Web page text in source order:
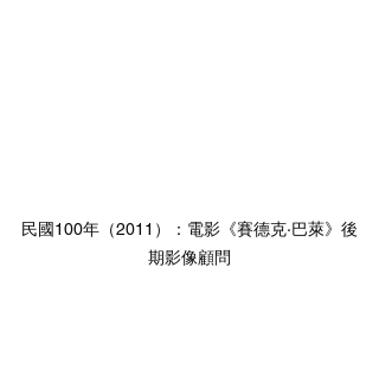
民國100年（2011）：電影《賽德克·巴萊》後
期影像顧問